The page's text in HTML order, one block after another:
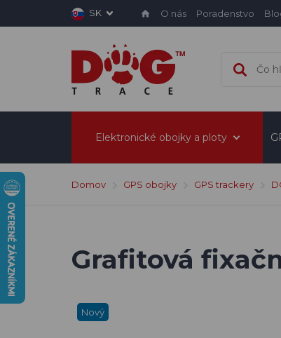
SK O nás Poradenstvo
Elektronické obojky a ploty
Domov GPS obojky GPS trackery
Grafitová
Nový